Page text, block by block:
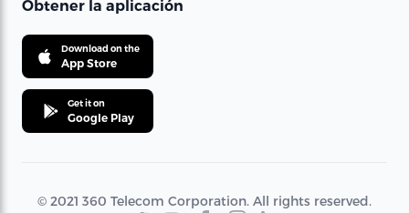
Obtener la aplicación
Download on the
App Store
Get it on
Google Play
© 2021 360 Telecom Corporation. All rights reserved.